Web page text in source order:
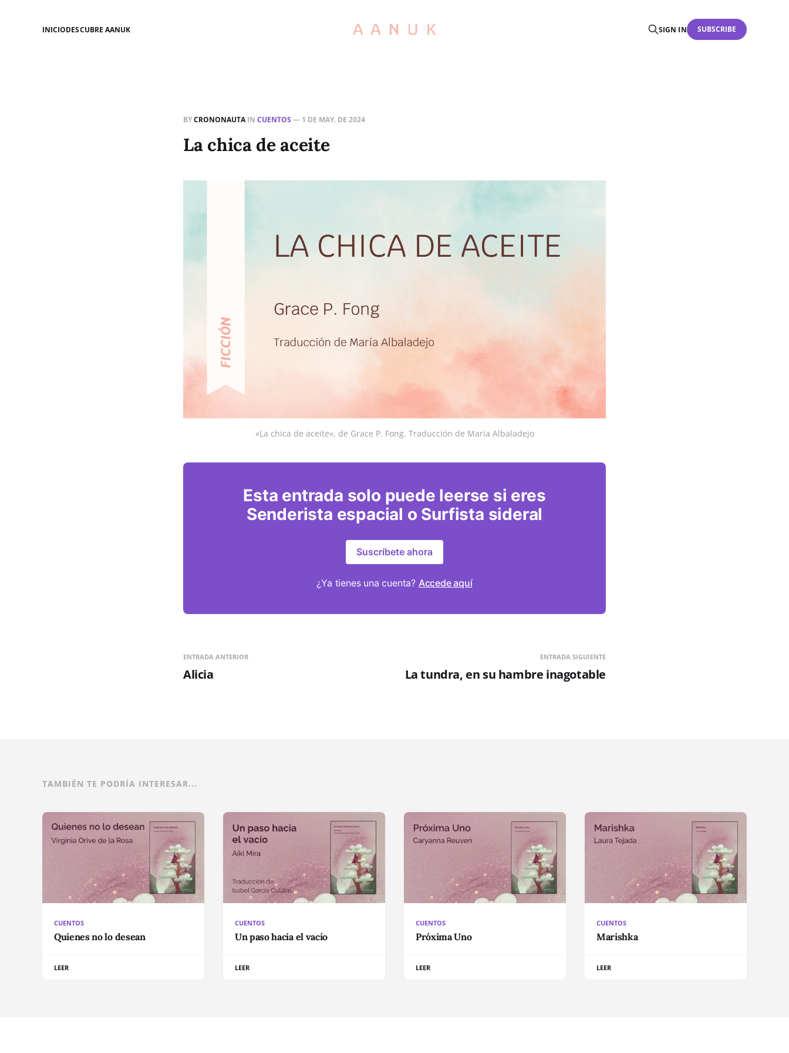
INICIODESCUBRE AANUK SIGN IN SUBSCRIBE
BYCRONONAUTAIN CUENTOS — 1 DE MAY. DE 2024
La chica de aceite
«La chica de aceite», de Grace P. Fong. Traducción de María Albaladejo
Esta entrada solo puede leerse si eres
Senderista espacial o Surfista sideral
Suscríbete ahora
¿Ya tienes una cuenta? Accede aquí
ENTRADA ANTERIOR
Alicia
ENTRADA SIGUIENTE
La tundra, en su hambre inagotable
TAMBIÉN TE PODRÍA INTERESAR...
CUENTOS
Quienes no lo desean
LEER
CUENTOS
Un paso hacia el vacío
LEER
CUENTOS
Próxima Uno
LEER
CUENTOS
Marishka
LEER